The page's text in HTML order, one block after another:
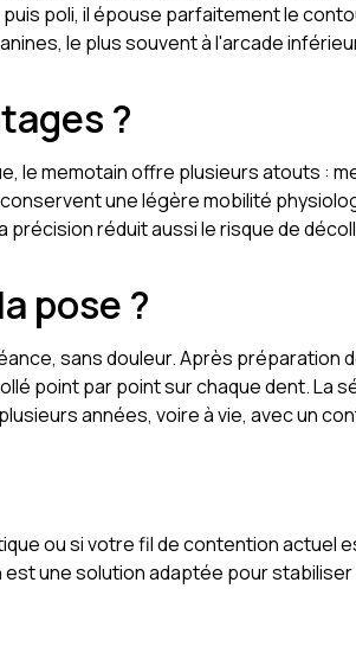
poli, il épouse parfaitement le
le plus souvent à l'arcade
?
le memotain offre plusieurs atouts :
une légère mobilité
précision réduit aussi le risque de
pose ?
sans douleur. Après préparation
point par point sur chaque dent. La
années, voire à vie, avec un
ou si votre fil de contention actuel
est une solution adaptée pour